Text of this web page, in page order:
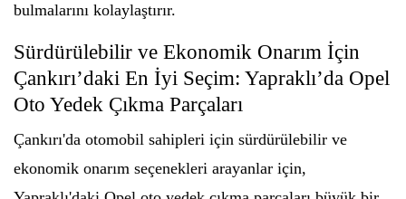
bulmalarını kolaylaştırır.
Sürdürülebilir ve Ekonomik Onarım İçin
Çankırı’daki En İyi Seçim: Yapraklı’da Opel
Oto Yedek Çıkma Parçaları
Çankırı'da otomobil sahipleri için sürdürülebilir ve
ekonomik onarım seçenekleri arayanlar için,